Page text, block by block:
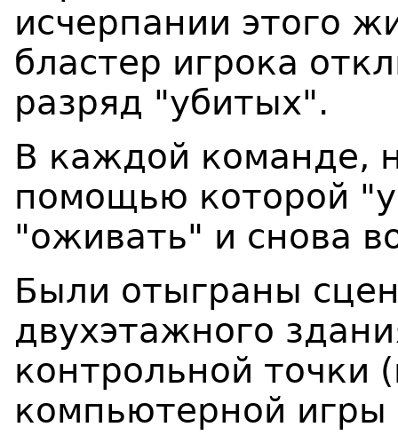
исчерпании этого
бластер игрока
разряд "убитых".
В каждой команде,
помощью которой
"оживать" и снова
Были отыграны
двухэтажного
контрольной точки
компьютерной